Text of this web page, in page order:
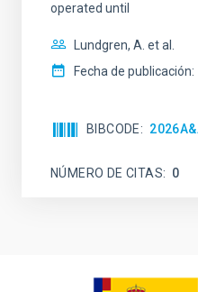
operated until
Lundgren, A. et al.
Fecha de publicación:
BIBCODE
NÚMERO DE CITAS 0